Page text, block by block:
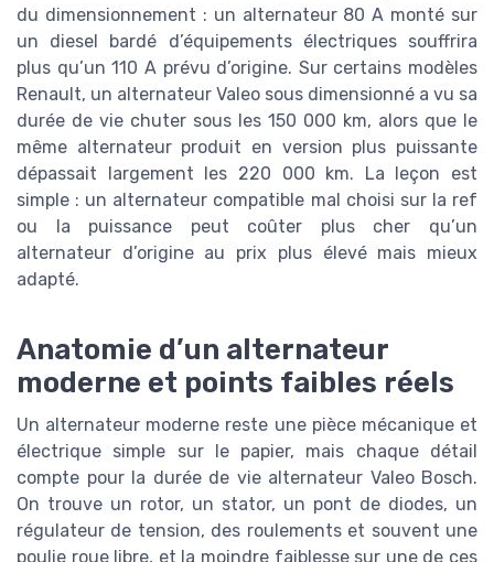
du dimensionnement : un alternateur 80 A monté sur
un diesel bardé d’équipements électriques souffrira
plus qu’un 110 A prévu d’origine. Sur certains modèles
Renault, un alternateur Valeo sous dimensionné a vu sa
durée de vie chuter sous les 150 000 km, alors que le
même alternateur produit en version plus puissante
dépassait largement les 220 000 km. La leçon est
simple : un alternateur compatible mal choisi sur la ref
ou la puissance peut coûter plus cher qu’un
alternateur d’origine au prix plus élevé mais mieux
adapté.
Anatomie d’un alternateur
moderne et points faibles réels
Un alternateur moderne reste une pièce mécanique et
électrique simple sur le papier, mais chaque détail
compte pour la durée de vie alternateur Valeo Bosch.
On trouve un rotor, un stator, un pont de diodes, un
régulateur de tension, des roulements et souvent une
poulie roue libre, et la moindre faiblesse sur une de ces